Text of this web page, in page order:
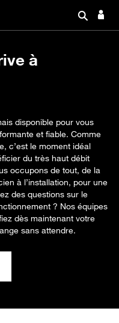
à
disponible pour vous
et fiable. Comme
c’est le moment idéal
du très haut débit
occupons de tout, de la
à l’installation, pour une
des questions sur le
? Nos équipes
dès maintenant votre
sans attendre.